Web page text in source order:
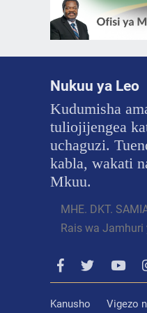
Nukuu ya Leo
Kudumisha
tuliojijengea
uchaguzi.
kabla, wakati
Mkuu.
MHE. DKT.
Rais wa
Kanusho Vigezo